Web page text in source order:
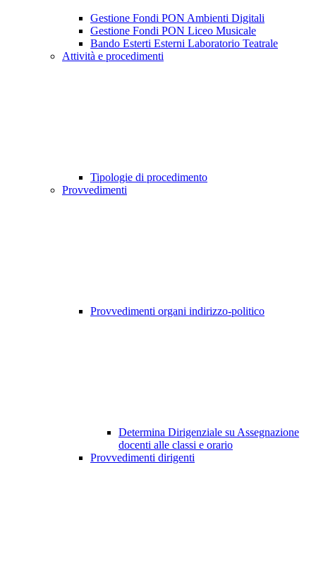
Gestione Fondi PON Ambienti Digitali
Gestione Fondi PON Liceo Musicale
Bando Esterti Esterni Laboratorio Teatrale
Attività e procedimenti
Tipologie di procedimento
Provvedimenti
Provvedimenti organi indirizzo-politico
Determina Dirigenziale su Assegnazione
docenti alle classi e orario
Provvedimenti dirigenti